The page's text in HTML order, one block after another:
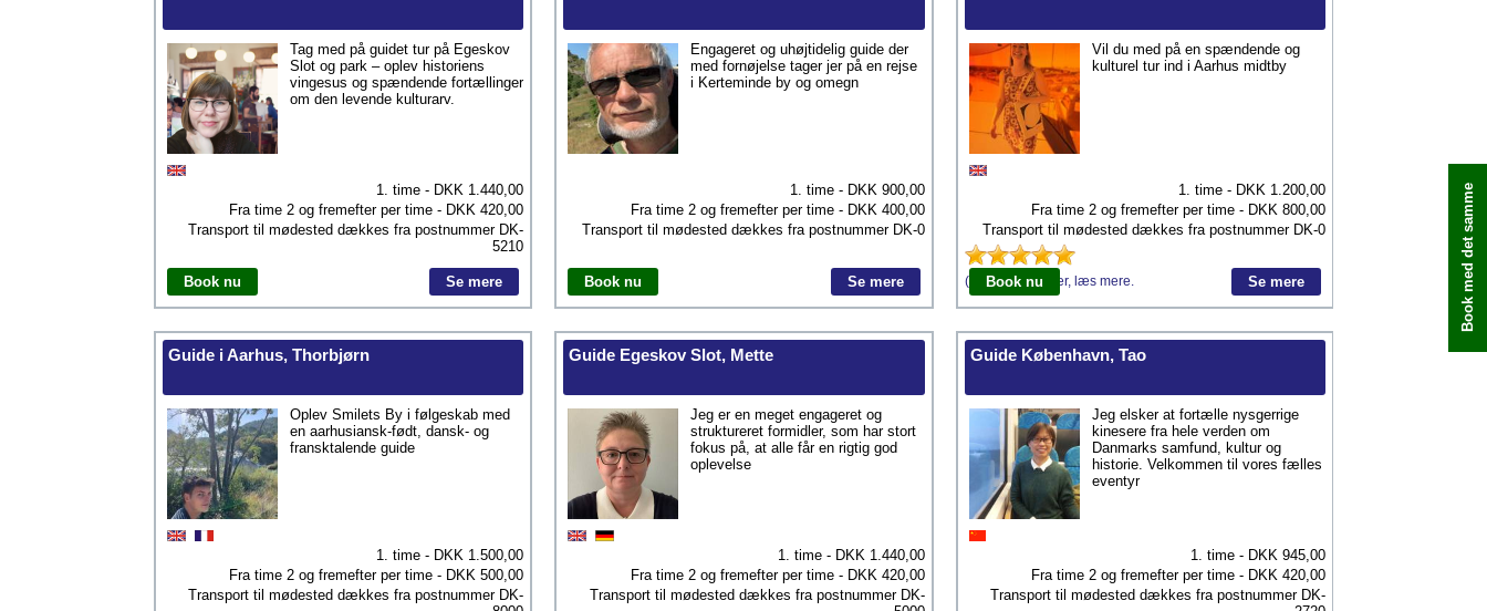
Tag med på guidet tur på Egeskov
Slot og park – oplev historiens
vingesus og spændende fortællinger
om den levende kulturarv.
1. time - DKK 1.440,00
Fra time 2 og fremefter per time - DKK420,00
Transport til mødested dækkes fra postnummer DK-
5210
Book nu Se mere
Engageret og uhøjtidelig guide der
med fornøjelse tager jer på en rejse
i Kerteminde by og omegn
1. time - DKK 900,00
Fra time 2 og fremefter per time - DKK 400,00
Transport til mødested dækkes fra postnummer DK-0
Book nu Se mere
Vil du med på en spændende og
kulturel tur ind i Aarhus midtby
1. time - DKK 1.200,00
Fra time 2 og fremefter per time - DKK 800,00
Transport til mødested dækkes fra postnummer DK-0
(1) Bedømmelser, læs mere.
Book nu Se mere
Guide i Aarhus, Thorbjørn
Oplev Smilets By i følgeskab med
en aarhusiansk-født, dansk- og
fransktalende guide
1. time - DKK 1.500,00
Fra time 2 og fremefter per time - DKK500,00
Transport til mødested dækkes fra postnummer DK-
Guide Egeskov Slot, Mette
Jeg er en meget engageret og
struktureret formidler, som har stort
fokus på, at alle får en rigtig god
oplevelse
1. time - DKK 1.440,00
Fra time 2 og fremefter per time - DKK 420,00
Transport til mødested dækkes fra postnummer DK-
Guide København, Tao
Jeg elsker at fortælle nysgerrige
kinesere fra hele verden om
Danmarks samfund, kultur og
historie. Velkommen til vores fælles
eventyr
1. time - DKK 945,00
Fra time 2 og fremefter per time - DKK 420,00
Transport til mødested dækkes fra postnummer DK-
Book med det samme